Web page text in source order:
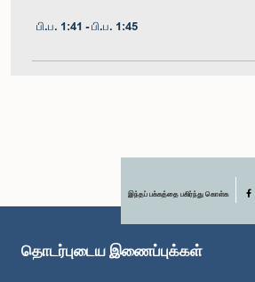
பி.ப. 1:41 - பி.ப. 1:45
பி.ப. 1:51 - பி.ப. 1:57இந்தப் பக்கத்தை பகிர்ந்து கொள்க
தொடர்புடைய இணைப்புக்கள்